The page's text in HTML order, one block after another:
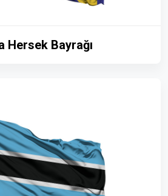
Hersek Bayrağı